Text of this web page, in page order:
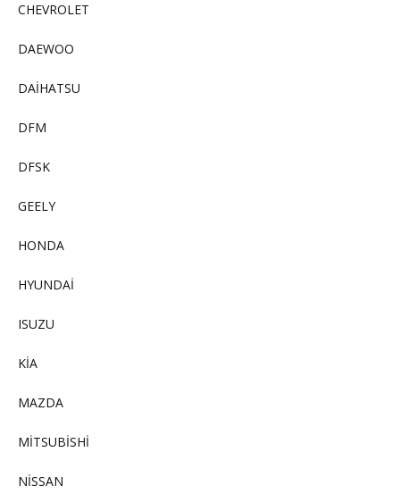
CHEVROLET
DAEWOO
DAİHATSU
DFM
DFSK
GEELY
HONDA
HYUNDAİ
ISUZU
KİA
MAZDA
MİTSUBİSHİ
NİSSAN